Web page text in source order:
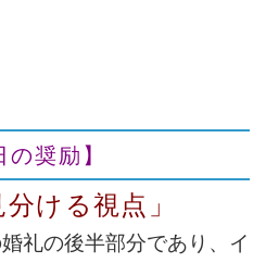
の奨励】
分ける視点」
礼の後半部分であり、イ